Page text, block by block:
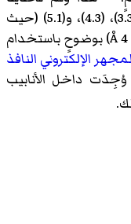
الأنابيب النانوية الكربونية ذات الأقطار (3.3)، (4.3)، و(5.1) (حيث
تترواح جميعها حول طول قطرٍ يصل إلى 4 Å) بوضوحٍ باستخدام
الإلكتروني النافذ
داخل الأنابيب